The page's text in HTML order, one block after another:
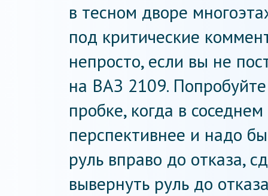
в тесном дворе
под критические
непросто, если вы не
на ВАЗ 2109.
пробке, когда в
перспективнее и надо
руль вправо до отказа,
вывернуть руль до